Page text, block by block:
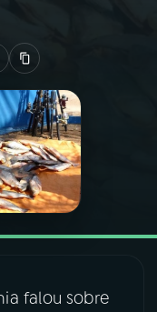
falou sobre